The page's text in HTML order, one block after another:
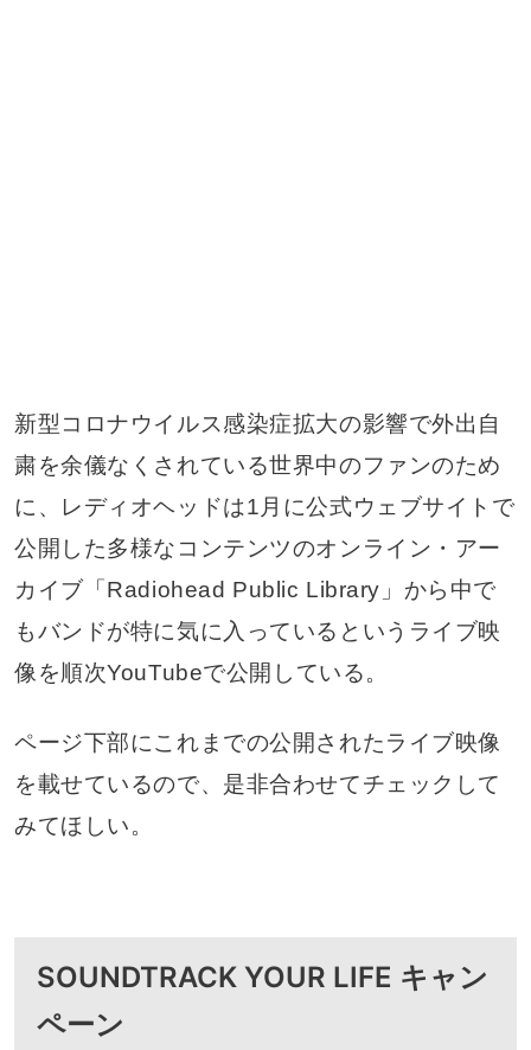
新型コロナウイルス感染症拡大の影響で外出自
粛を余儀なくされている世界中のファンのため
に、レディオヘッドは1月に公式ウェブサイトで
公開した多様なコンテンツのオンライン・アー
カイブ「Radiohead Public Library」から中で
もバンドが特に気に入っているというライブ映
像を順次YouTubeで公開している。
ページ下部にこれまでの公開されたライブ映像
を載せているので、是非合わせてチェックして
みてほしい。
SOUNDTRACK YOUR LIFE キャン
ペーン